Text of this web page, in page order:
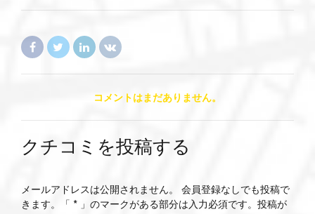
コメントはまだありません。
クチコミを投稿する
メールアドレスは公開されません。 会員登録なしでも投稿で
きます。「 * 」のマークがある部分は入力必須です。投稿が